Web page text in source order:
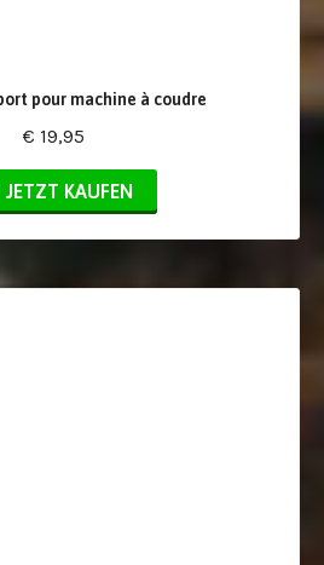
pour machine à coudre
€ 19,95
JETZT KAUFEN